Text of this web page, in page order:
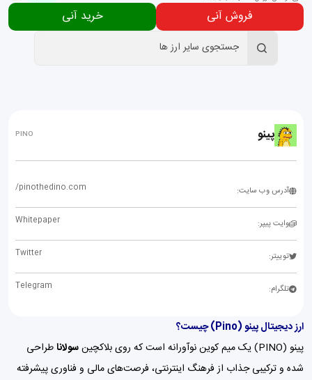
فروش آنی خرید آنی
پینو PINO
آدرس وب سایت: /pinothedino.com
وایت پیپر: Whitepaper
توییتر: Twitter
تلگرام: Telegram
ارز دیجیتال پینو (Pino) چیست؟
پینو (PINO) یک میم کوین نوآورانه است که روی بلاکچین
سولاناطراحی
شده و ترکیبی جذاب از فرهنگ اینترنتی، فرصت‌های مالی و فناوری پیشرفته